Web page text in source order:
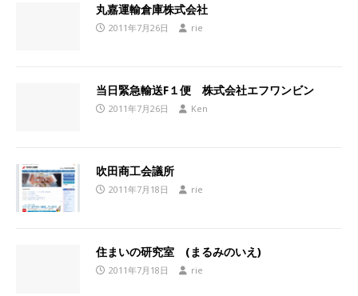
丸嘉運輸倉庫株式会社
2011年7月26日 rie
当日緊急輸送F１便 株式会社エフワンビン
2011年7月26日 Ken
吹田商工会議所
2011年7月18日 rie
住まいの研究室 (まるみのいえ)
2011年7月18日 rie